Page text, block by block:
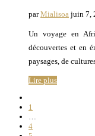
parMialisoa juin 7,
Un voyage en
découvertes et en
paysages, de
Lire plus
1
4